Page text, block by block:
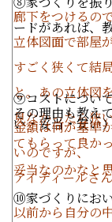
ードがあれば、
廊下をつけるの
立体図面で部屋
すごく狭くて結
と。あの立体図
見なかったら狭
てもらって良かっ
⑨コストについ
い・妥当・安い
その理由も教え
金額は何が基準
いのですが、
アイディールさ
妥当なのかなと
⑩家づくりにお
以前から自分の